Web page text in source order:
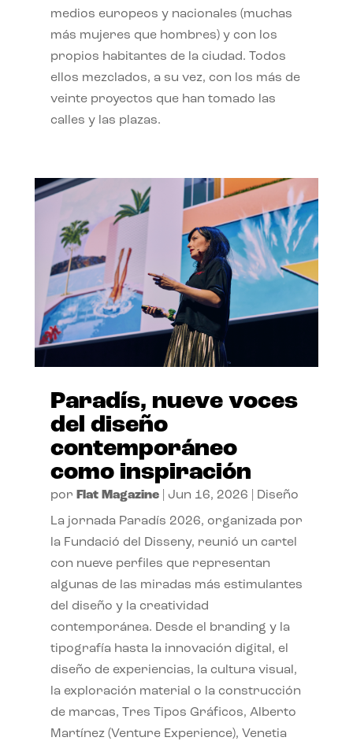
medios europeos y nacionales (muchas
más mujeres que hombres) y con los
propios habitantes de la ciudad. Todos
ellos mezclados, a su vez, con los más de
veinte proyectos que han tomado las
calles y las plazas.
Paradís, nueve voces
del diseño
contemporáneo
como inspiración
por Flat Magazine| Jun 16, 2026 Diseño
La jornada Paradís 2026, organizada por
la Fundació del Disseny, reunió un cartel
con nueve perfiles que representan
algunas de las miradas más estimulantes
del diseño y la creatividad
contemporánea. Desde el branding y la
tipografía hasta la innovación digital, el
diseño de experiencias, la cultura visual,
la exploración material o la construcción
de marcas, Tres Tipos Gráficos, Alberto
Martínez (Venture Experience), Venetia